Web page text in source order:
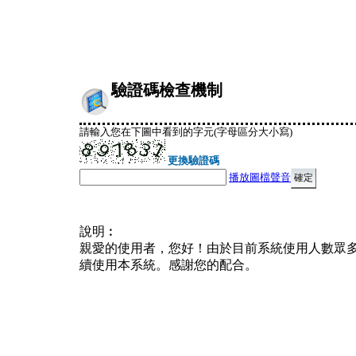
驗證碼檢查機制
請輸入您在下圖中看到的字元(字母區分大小寫)
更換驗證碼
播放圖檔聲音
說明︰
親愛的使用者，您好！由於目前系統使用人數眾
續使用本系統。感謝您的配合。